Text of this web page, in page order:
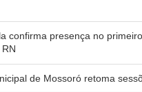
confirma presença no
de Mossoró retoma